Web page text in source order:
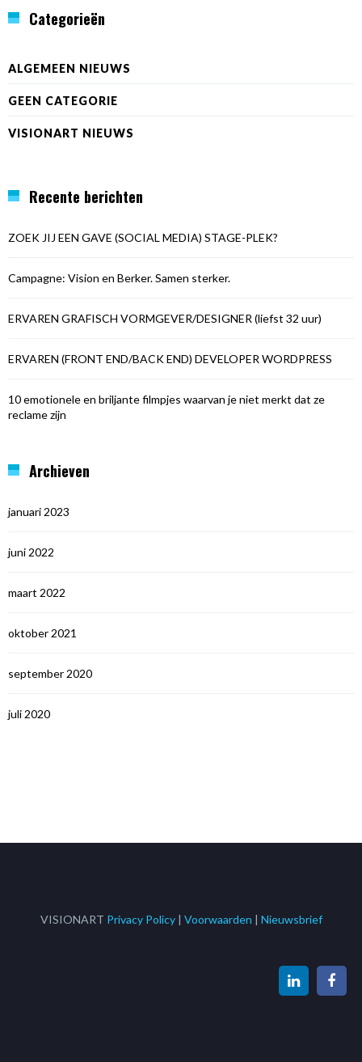
Categorieën
ALGEMEEN NIEUWS
GEEN CATEGORIE
VISIONART NIEUWS
Recente berichten
ZOEK JIJ EEN GAVE (SOCIAL MEDIA) STAGE-PLEK?
Campagne: Vision en Berker. Samen sterker.
ERVAREN GRAFISCH VORMGEVER/DESIGNER (liefst 32 uur)
ERVAREN (FRONT END/BACK END) DEVELOPER WORDPRESS
10 emotionele en briljante filmpjes waarvan je niet merkt dat ze
reclame zijn
Archieven
januari 2023
juni 2022
maart 2022
oktober 2021
september 2020
juli 2020
VISIONART Privacy Policy| Voorwaarden | Nieuwsbrief